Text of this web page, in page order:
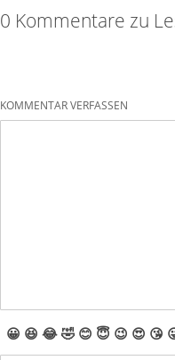
0 Kommentare zu
KOMMENTAR VERFASSEN
😀 😆 😂🤣 😊 😇 😉 😍 😘